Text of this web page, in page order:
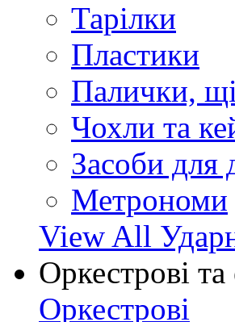
Тарілки
Пластики
Палички,
Чохли та
Засоби для
Метрономи
View All
Оркестрові та
Оркестрові